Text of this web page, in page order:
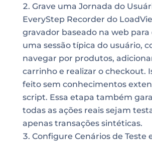
Grave uma Jornada do
EveryStep Recorder do
gravador baseado na web
uma sessão típica do usuário,
navegar por produtos,
carrinho e realizar o checkout.
feito sem conhecimentos
script. Essa etapa também
todas as ações reais sejam
apenas transações sintéticas.
Configure Cenários de Teste